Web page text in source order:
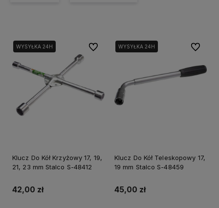
WYSYŁKA 24H
Klucz Do Kół Krzyżowy 17, 19,
21, 23 mm Stalco S-48412
42,00 zł
Do ulubionychWYSYŁKA 24H
Klucz Do Kół Teleskopowy 17,
19 mm Stalco S-48459
45,00 zł
Do